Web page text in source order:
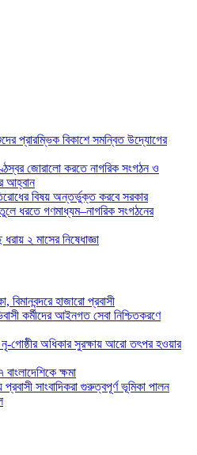
প্রারম্ভিক বিকাশে সমন্বিত উদ্যোগের
জোরালো করতে নাগরিক সংগঠন ও
আহ্বান
বিষয় অন্তর্ভুক্ত করবে সরকার
ধরতে গণমাধ্যম–নাগরিক সংগঠনের
২ মাসের নিষেধাজ্ঞা
বিমানবন্দরে হাজারো প্রবাসী
কর্মীদের আইনগত সেবা নিশ্চিতকরণে
গোষ্ঠীর অধিকার সুরক্ষায় আরো তৎপর হওয়ার
ক্ষমা
প্রবাসী সাংবাদিকরা গুরুত্বপূর্ণ ভূমিকা পালন